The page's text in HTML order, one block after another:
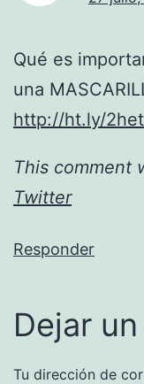
Qué es
una
http://ht.ly/
This comment
Twitter
Responder
Dejar
Tu dirección de